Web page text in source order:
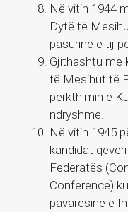
Në vitin 1944
Dytë të
pasurinë e tij
Gjithashtu me
të Mesihut të
përkthimin e
ndryshme.
Në vitin 1945
kandidat
Federatës
Conference)
pavarësinë e